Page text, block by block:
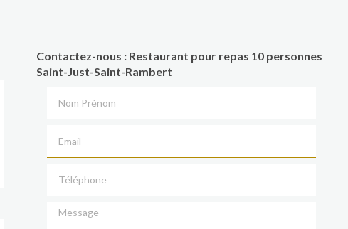
Contactez-nous : Restaurant pour repas 10 personnes
Saint-Just-Saint-Rambert
Message